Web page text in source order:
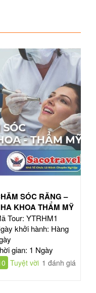
SÓC RĂNG –
KHOA THẨM MỸ
Tour: YTRHM1
khởi hành: Hàng
gian: 1 Ngày
Tuyệt vời 1 đánh giá